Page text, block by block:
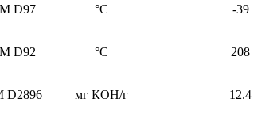
D97 °C -39
D92 °C 208
D2896 мг КОН/г 12.4